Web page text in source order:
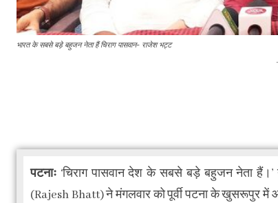
भारत के सबसे बड़े बहुजन नेता हैं चिराग पासवान- राजेश भट्ट
पटनाः ‘चिराग पासवान देश के सबसे बड़े बहुजन नेता हैं।’
(Rajesh Bhatt) ने मंगलवार को पूर्वी पटना के खुसरूपुर में